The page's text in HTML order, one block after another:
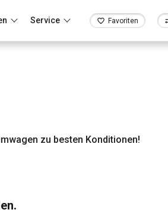
Service Favoriten
zu besten Konditionen!